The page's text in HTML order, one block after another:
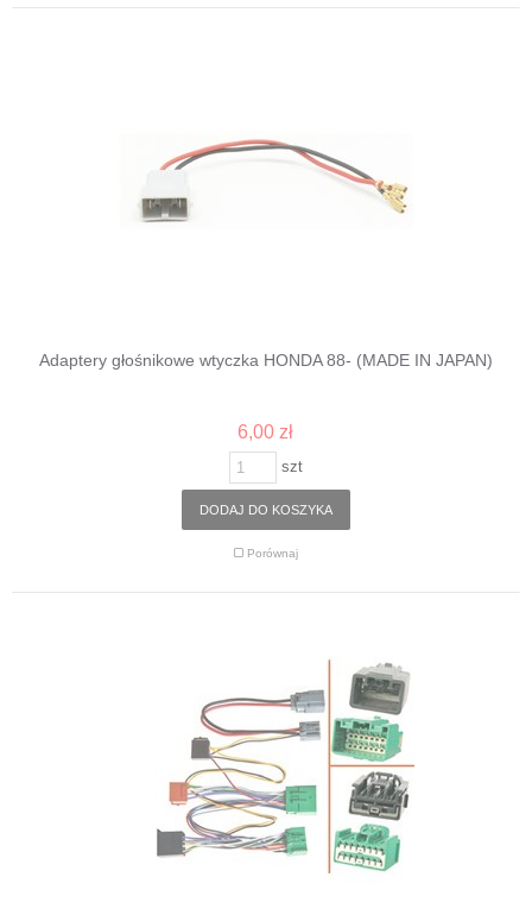
Adaptery głośnikowe wtyczka HONDA 88- (MADE IN JAPAN)
6,00 zł
szt
DODAJ DO KOSZYKA
Porównaj